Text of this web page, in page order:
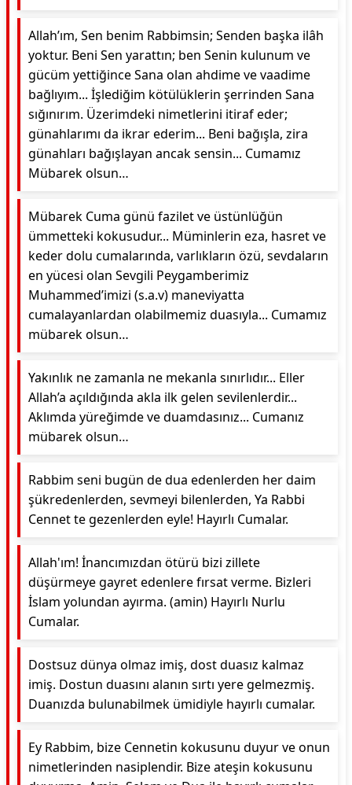
Allah’ım, Sen benim Rabbimsin; Senden başka ilâh
yoktur. Beni Sen yarattın; ben Senin kulunum ve
gücüm yettiğince Sana olan ahdime ve vaadime
bağlıyım... İşlediğim kötülüklerin şerrinden Sana
sığınırım. Üzerimdeki nimetlerini itiraf eder;
günahlarımı da ikrar ederim... Beni bağışla, zira
günahları bağışlayan ancak sensin... Cumamız
Mübarek olsun…
Mübarek Cuma günü fazilet ve üstünlüğün
ümmetteki kokusudur... Müminlerin eza, hasret ve
keder dolu cumalarında, varlıkların özü, sevdaların
en yücesi olan Sevgili Peygamberimiz
Muhammed’imizi (s.a.v) maneviyatta
cumalayanlardan olabilmemiz duasıyla... Cumamız
mübarek olsun…
Yakınlık ne zamanla ne mekanla sınırlıdır... Eller
Allah’a açıldığında akla ilk gelen sevilenlerdir...
Aklımda yüreğimde ve duamdasınız... Cumanız
mübarek olsun…
Rabbim seni bugün de dua edenlerden her daim
şükredenlerden, sevmeyi bilenlerden, Ya Rabbi
Cennet te gezenlerden eyle! Hayırlı Cumalar.
Allah'ım! İnancımızdan ötürü bizi zillete
düşürmeye gayret edenlere fırsat verme. Bizleri
İslam yolundan ayırma. (amin) Hayırlı Nurlu
Cumalar.
Dostsuz dünya olmaz imiş, dost duasız kalmaz
imiş. Dostun duasını alanın sırtı yere gelmezmiş.
Duanızda bulunabilmek ümidiyle hayırlı cumalar.
Ey Rabbim, bize Cennetin kokusunu duyur ve onun
nimetlerinden nasiplendir. Bize ateşin kokusunu